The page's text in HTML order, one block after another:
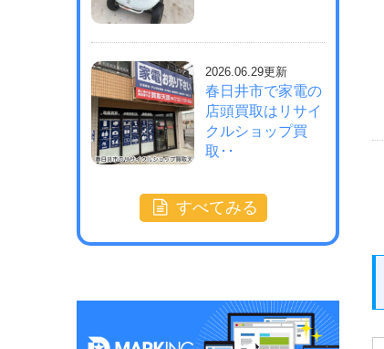
2026.06.29更新
春日井市で家電の
店頭買取はリサイ
クルショップ買
取･･
すべてみる